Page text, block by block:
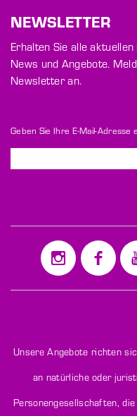
NEWSLETTER
Erhalten Sie alle
News und Angebote.
Newsletter an.
Geben Sie Ihre E-Mail-Adresse
für
Newsletter
Unsere Angebote richten
an natürliche oder
Personengesellschaften,